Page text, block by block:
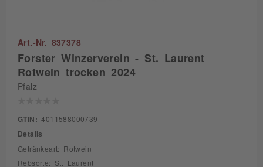
Art.-Nr. 837378
Forster Winzerverein - St. Laurent
Rotwein trocken 2024
Pfalz
GTIN: 4011588000739
Details
Getränkeart: Rotwein
Rebsorte: St. Laurent